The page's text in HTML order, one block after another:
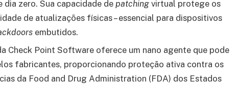
dia zero. Sua capacidade de patching virtual protege os
de atualizações físicas – essencial para dispositivos
embutidos.
Check Point Software oferece um nano agente que pode
fabricantes, proporcionando proteção ativa contra os
da Food and Drug Administration (FDA) dos Estados